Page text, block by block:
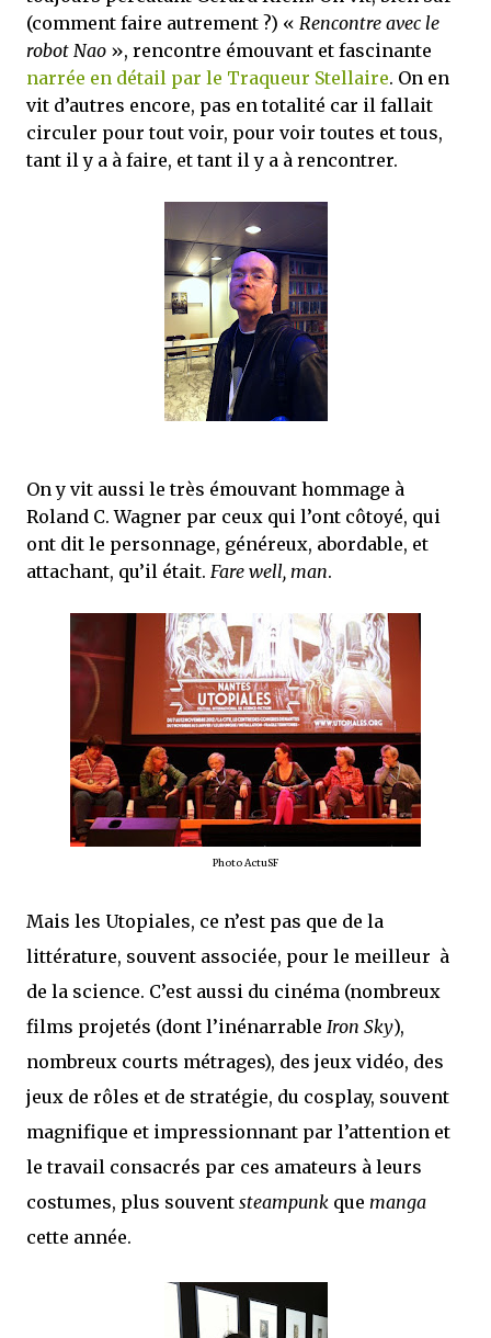
(comment faire autrement ?) « Rencontre avec le
robot Nao », rencontre émouvant et fascinante
narrée en détail par le Traqueur Stellaire. On en
vit d’autres encore, pas en totalité car il fallait
circuler pour tout voir, pour voir toutes et tous,
tant il y a à faire, et tant il y a à rencontrer.
On y vit aussi le très émouvant hommage à
Roland C. Wagner par ceux qui l’ont côtoyé, qui
ont dit le personnage, généreux, abordable, et
attachant, qu’il était. Fare well, man.
Photo ActuSF
Mais les Utopiales, ce n’est pas que de la
littérature, souvent associée, pour le meilleur à
de la science. C’est aussi du cinéma (nombreux
films projetés (dont l’inénarrable Iron Sky),
nombreux courts métrages), des jeux vidéo, des
jeux de rôles et de stratégie, du cosplay, souvent
magnifique et impressionnant par l’attention et
le travail consacrés par ces amateurs à leurs
costumes, plus souvent steampunk que manga
cette année.